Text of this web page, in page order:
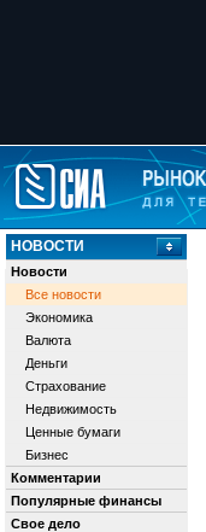
НОВОСТИ
Новости
Все новости
Экономика
Валюта
Деньги
Страхование
Недвижимость
Ценные бумаги
Бизнес
Комментарии
Популярные финансы
Свое дело